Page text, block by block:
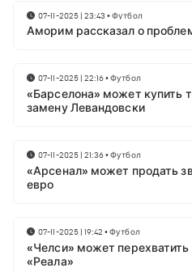
07-11-2025 | 23:43 •Футбол
Аморим рассказал о
07-11-2025 | 22:16•Футбол
«Барселона» может купить
замену Левандовски
07-11-2025 | 21:36•Футбол
«Арсенал» может продать
евро
07-11-2025 | 19:42 •Футбол
«Челси» может
«Реала»